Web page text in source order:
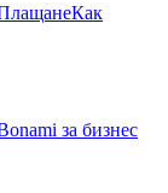
Как
за бизнес